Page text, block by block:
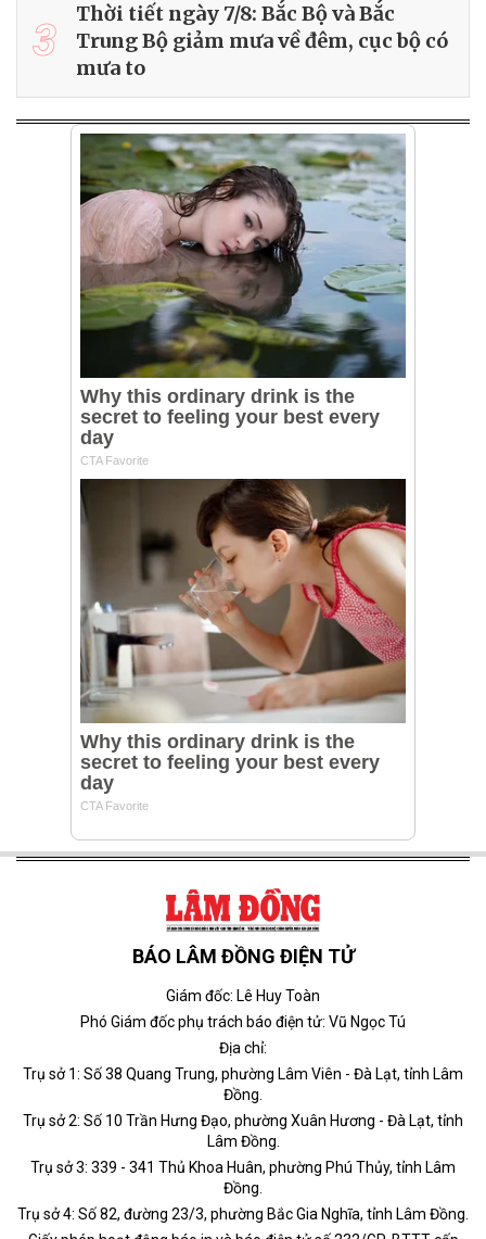
3
Thời tiết ngày 7/8: Bắc Bộ và Bắc
Trung Bộ giảm mưa về đêm, cục bộ có
mưa to
BÁO LÂM ĐỒNG ĐIỆN TỬ
Giám đốc: Lê Huy Toàn
Phó Giám đốc phụ trách báo điện tử: Vũ Ngọc Tú
Địa chỉ:
Trụ sở 1: Số 38 Quang Trung, phường Lâm Viên - Đà Lạt, tỉnh Lâm
Đồng.
Trụ sở 2: Số 10 Trần Hưng Đạo, phường Xuân Hương - Đà Lạt, tỉnh
Lâm Đồng.
Trụ sở 3: 339 - 341 Thủ Khoa Huân, phường Phú Thủy, tỉnh Lâm
Đồng.
Trụ sở 4: Số 82, đường 23/3, phường Bắc Gia Nghĩa, tỉnh Lâm Đồng.